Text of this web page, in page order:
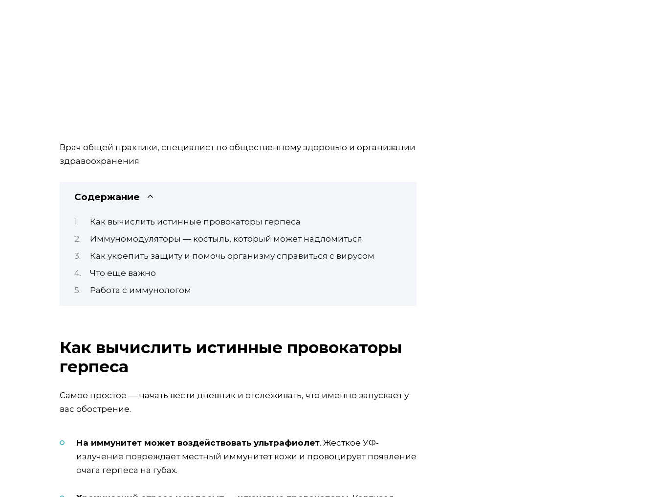
Врач общей практики, специалист по общественному здоровью и организации
здравоохранения
Содержание
Как вычислить истинные провокаторы герпеса
Иммуномодуляторы — костыль, который может надломиться
Как укрепить защиту и помочь организму справиться с вирусом
Что еще важно
Работа с иммунологом
Как вычислить истинные провокаторы
герпеса
Самое простое — начать вести дневник и отслеживать, что именно запускает у
вас обострение.
На иммунитет может воздействовать ультрафиолет. Жесткое УФ-
излучение повреждает местный иммунитет кожи и провоцирует появление
очага герпеса на губах.